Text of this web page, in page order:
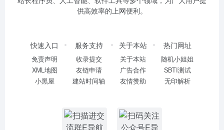
供高效率的上网便利。
快速入口
免责声明
XML地图
小黑屋
服务支持
收录提交
友链申请
建站时间轴
关于本站
关于本站
广告合作
友情赞助
热门网址
随机小姐姐
SBTI测试
无印解析